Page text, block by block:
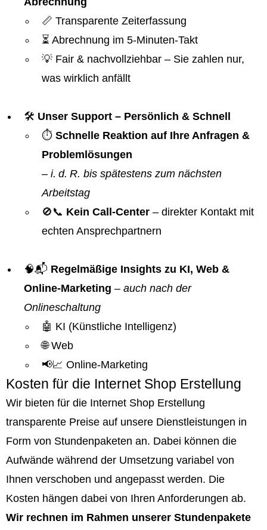
📏 Transparente Zeiterfassung
⏳ Abrechnung im 5-Minuten-Takt
💡 Fair & nachvollziehbar – Sie zahlen nur,
was wirklich anfällt
🛠️ Unser Support – Persönlich & Schnell
⏱️ Schnelle Reaktion auf Ihre Anfragen &
Problemlösungen
– i. d. R. bis spätestens zum nächsten
Arbeitstag
🚫📞 Kein Call-Center – direkter Kontakt mit
echten Ansprechpartnern
🧠📬 Regelmäßige Insights zu KI, Web &
Online-Marketing – auch nach der
Onlineschaltung
🤖 KI (Künstliche Intelligenz)
🌐 Web
📢📈 Online-Marketing
Kosten für die Internet Shop Erstellung
Wir bieten für die Internet Shop Erstellung
transparente Preise auf unsere Dienstleistungen in
Form von Stundenpaketen an. Dabei können die
Aufwände während der Umsetzung variabel von
Ihnen verschoben und angepasst werden. Die
Kosten hängen dabei von Ihren Anforderungen ab.
Wir rechnen im Rahmen unserer Stundenpakete